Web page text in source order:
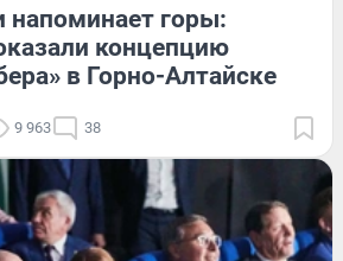
горы:
концепцию
в Горно-Алтайске
9 963 38